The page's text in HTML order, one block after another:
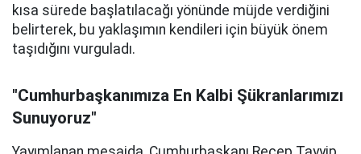
kısa sürede başlatılacağı yönünde müjde verdiğini
belirterek, bu yaklaşımın kendileri için büyük önem
taşıdığını vurguladı.
"Cumhurbaşkanımıza En Kalbi Şükranlarımızı
Sunuyoruz"